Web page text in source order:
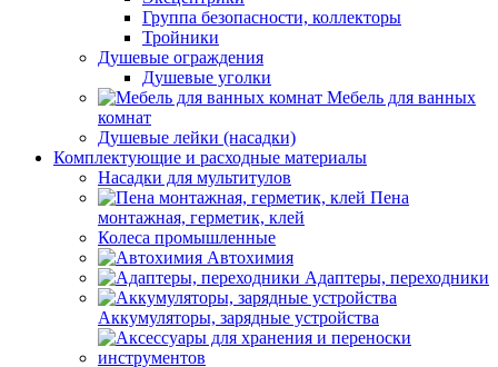
Группа безопасности, коллекторы
Тройники
Душевые ограждения
Душевые уголки
Мебель для ванных
комнат
Душевые лейки (насадки)
Комплектующие и расходные материалы
Насадки для мультитулов
Пена
монтажная, герметик, клей
Колеса промышленные
Автохимия
Адаптеры, переходники
Аккумуляторы, зарядные устройства